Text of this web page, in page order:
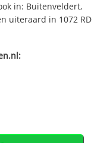
in: Buitenveldert,
uiteraard in 1072 RD